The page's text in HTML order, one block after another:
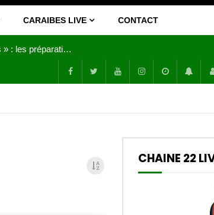
CARAIBES LIVE CONTACT
Joy Clerf Derisier, sur les traces de son père : évangéliser par la musique
CHAINE 22